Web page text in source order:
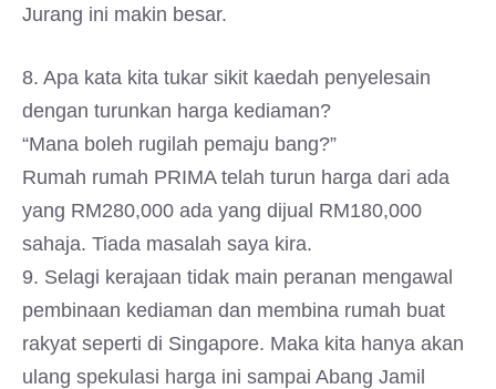
Jurang ini makin besar.
8. Apa kata kita tukar sikit kaedah penyelesain
dengan turunkan harga kediaman?
“Mana boleh rugilah pemaju bang?”
Rumah rumah PRIMA telah turun harga dari ada
yang RM280,000 ada yang dijual RM180,000
sahaja. Tiada masalah saya kira.
9. Selagi kerajaan tidak main peranan mengawal
pembinaan kediaman dan membina rumah buat
rakyat seperti di Singapore. Maka kita hanya akan
ulang spekulasi harga ini sampai Abang Jamil